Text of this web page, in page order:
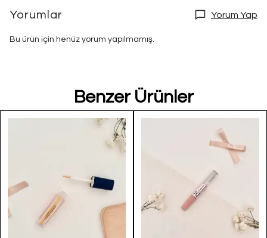
Yorumlar Yorum Yap
Bu ürün için henüz yorum yapılmamış.
Benzer Ürünler